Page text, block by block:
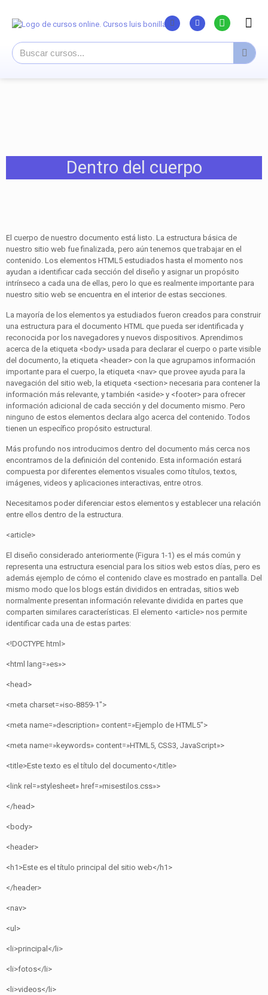
Dentro del cuerpo
El cuerpo de nuestro documento está listo. La estructura básica de
nuestro sitio web fue finalizada, pero aún tenemos que trabajar en el
contenido. Los elementos HTML5 estudiados hasta el momento nos
ayudan a identificar cada sección del diseño y asignar un propósito
intrínseco a cada una de ellas, pero lo que es realmente importante para
nuestro sitio web se encuentra en el interior de estas secciones.
La mayoría de los elementos ya estudiados fueron creados para construir
una estructura para el documento HTML que pueda ser identificada y
reconocida por los navegadores y nuevos dispositivos. Aprendimos
acerca de la etiqueta <body> usada para declarar el cuerpo o parte visible
del documento, la etiqueta <header> con la que agrupamos información
importante para el cuerpo, la etiqueta <nav> que provee ayuda para la
navegación del sitio web, la etiqueta <section> necesaria para contener la
información más relevante, y también <aside> y <footer> para ofrecer
información adicional de cada sección y del documento mismo. Pero
ninguno de estos elementos declara algo acerca del contenido. Todos
tienen un específico propósito estructural.
Más profundo nos introducimos dentro del documento más cerca nos
encontramos de la definición del contenido. Esta información estará
compuesta por diferentes elementos visuales como títulos, textos,
imágenes, videos y aplicaciones interactivas, entre otros.
Necesitamos poder diferenciar estos elementos y establecer una relación
entre ellos dentro de la estructura.
<article>
El diseño considerado anteriormente (Figura 1-1) es el más común y
representa una estructura esencial para los sitios web estos días, pero es
además ejemplo de cómo el contenido clave es mostrado en pantalla. Del
mismo modo que los blogs están divididos en entradas, sitios web
normalmente presentan información relevante dividida en partes que
comparten similares características. El elemento <article> nos permite
identificar cada una de estas partes:
<!DOCTYPE html>
<html lang=»es»>
<head>
<meta charset=»iso-8859-1″>
<meta name=»description» content=»Ejemplo de HTML5″>
<meta name=»keywords» content=»HTML5, CSS3, JavaScript»>
<title>Este texto es el título del documento</title>
<link rel=»stylesheet» href=»misestilos.css»>
</head>
<body>
<header>
<h1>Este es el título principal del sitio web</h1>
</header>
<nav>
<ul>
<li>principal</li>
<li>fotos</li>
<li>videos</li>